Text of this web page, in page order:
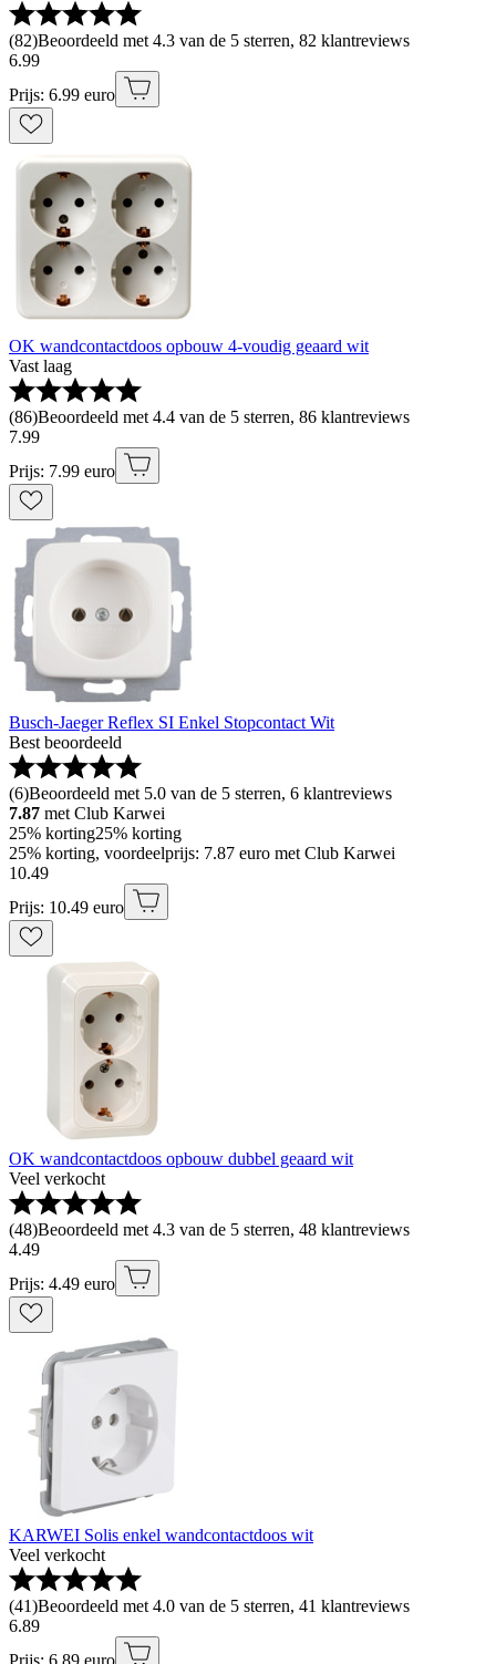
(82)Beoordeeld met 4.3 van de 5 sterren, 82 klantreviews
6.99
Prijs: 6.99 euro
OK wandcontactdoos opbouw 4-voudig geaard wit
Vast laag
(86)Beoordeeld met 4.4 van de 5 sterren, 86 klantreviews
7.99
Prijs: 7.99 euro
Busch-Jaeger Reflex SI Enkel Stopcontact Wit
Best beoordeeld
(6)Beoordeeld met 5.0 van de 5 sterren, 6 klantreviews
7.87 met Club Karwei
25% korting25% korting
25% korting, voordeelprijs: 7.87 euro met Club Karwei
10.49
Prijs: 10.49 euro
OK wandcontactdoos opbouw dubbel geaard wit
Veel verkocht
(48)Beoordeeld met 4.3 van de 5 sterren, 48 klantreviews
4.49
Prijs: 4.49 euro
KARWEI Solis enkel wandcontactdoos wit
Veel verkocht
(41)Beoordeeld met 4.0 van de 5 sterren, 41 klantreviews
6.89
Prijs: 6.89 euro